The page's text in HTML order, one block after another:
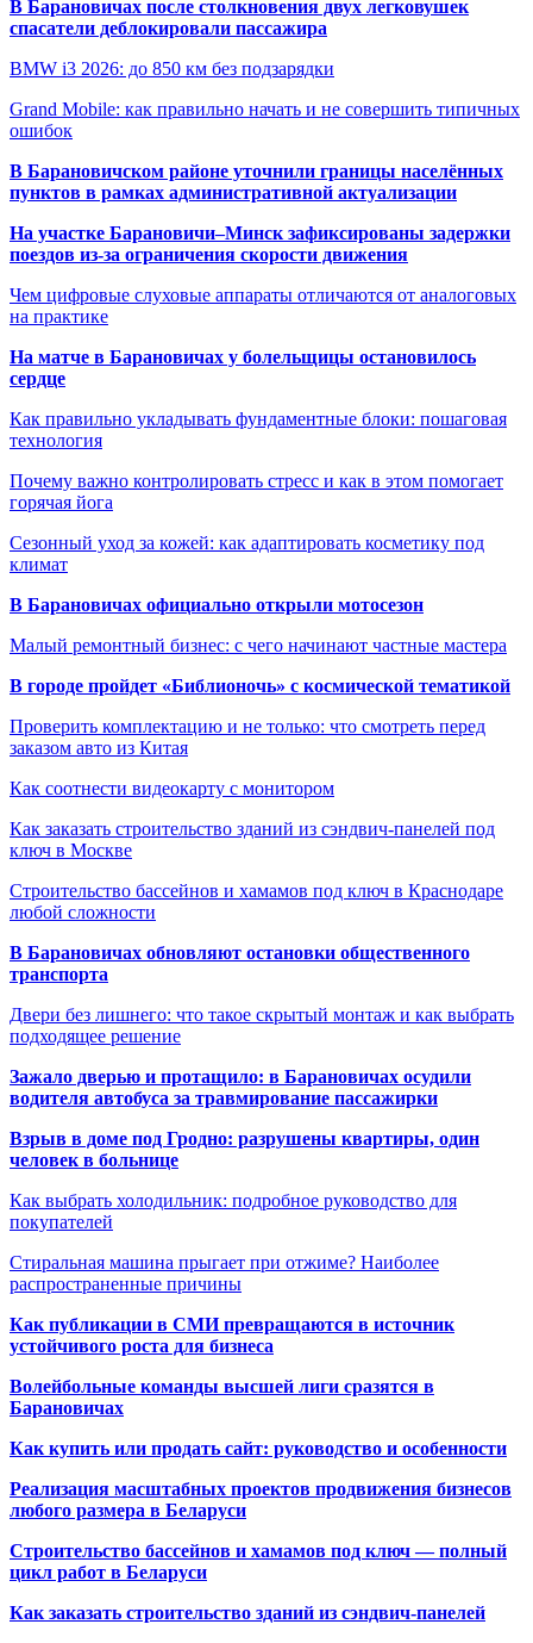
В Барановичах после столкновения двух легковушек
спасатели деблокировали пассажира
BMW i3 2026: до 850 км без подзарядки
Grand Mobile: как правильно начать и не совершить типичных
ошибок
В Барановичском районе уточнили границы населённых
пунктов в рамках административной актуализации
На участке Барановичи–Минск зафиксированы задержки
поездов из-за ограничения скорости движения
Чем цифровые слуховые аппараты отличаются от аналоговых
на практике
На матче в Барановичах у болельщицы остановилось
сердце
Как правильно укладывать фундаментные блоки: пошаговая
технология
Почему важно контролировать стресс и как в этом помогает
горячая йога
Сезонный уход за кожей: как адаптировать косметику под
климат
В Барановичах официально открыли мотосезон
Малый ремонтный бизнес: с чего начинают частные мастера
В городе пройдет «Библионочь» с космической тематикой
Проверить комплектацию и не только: что смотреть перед
заказом авто из Китая
Как соотнести видеокарту с монитором
Как заказать строительство зданий из сэндвич-панелей под
ключ в Москве
Строительство бассейнов и хамамов под ключ в Краснодаре
любой сложности
В Барановичах обновляют остановки общественного
транспорта
Двери без лишнего: что такое скрытый монтаж и как выбрать
подходящее решение
Зажало дверью и протащило: в Барановичах осудили
водителя автобуса за травмирование пассажирки
Взрыв в доме под Гродно: разрушены квартиры, один
человек в больнице
Как выбрать холодильник: подробное руководство для
покупателей
Стиральная машина прыгает при отжиме? Наиболее
распространенные причины
Как публикации в СМИ превращаются в источник
устойчивого роста для бизнеса
Волейбольные команды высшей лиги сразятся в
Барановичах
Как купить или продать сайт: руководство и особенности
Реализация масштабных проектов продвижения бизнесов
любого размера в Беларуси
Строительство бассейнов и хамамов под ключ — полный
цикл работ в Беларуси
Как заказать строительство зданий из сэндвич-панелей